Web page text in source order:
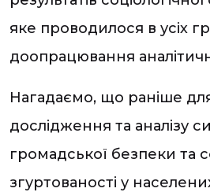
яке проводилося в усіх
доопрацювання
Нагадаємо, що раніше
дослідження та аналізу
громадської безпеки та
згуртованості у